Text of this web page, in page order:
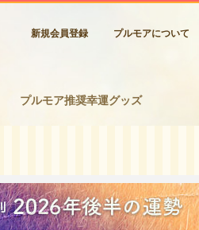
新規会員登録 プルモアについて
プルモア推奨幸運グッズ